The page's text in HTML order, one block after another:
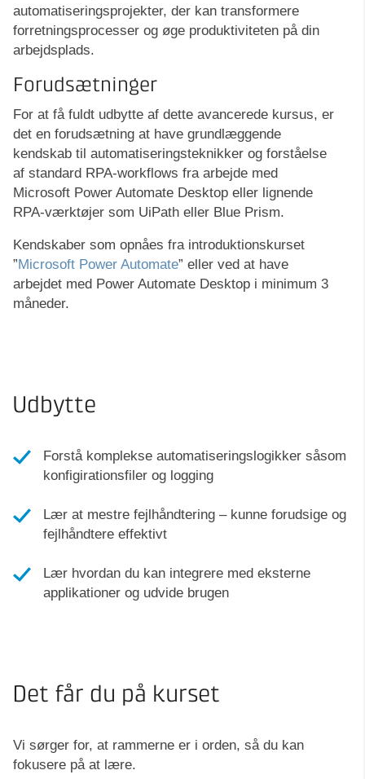
automatiseringsprojekter, der kan transformere
forretningsprocesser og øge produktiviteten på din
arbejdsplads.
Forudsætninger
For at få fuldt udbytte af dette avancerede kursus, er
det en forudsætning at have grundlæggende
kendskab til automatiseringsteknikker og forståelse
af standard RPA-workflows fra arbejde med
Microsoft Power Automate Desktop eller lignende
RPA-værktøjer som UiPath eller Blue Prism.
Kendskaber som opnåes fra introduktionskurset
”Microsoft Power Automate” eller ved at have
arbejdet med Power Automate Desktop i minimum 3
måneder.
Udbytte
Forstå komplekse automatiseringslogikker såsom
konfigirationsfiler og logging
Lær at mestre fejlhåndtering – kunne forudsige og
fejlhåndtere effektivt
Lær hvordan du kan integrere med eksterne
applikationer og udvide brugen
Det får du på kurset
Vi sørger for, at rammerne er i orden, så du kan
fokusere på at lære.